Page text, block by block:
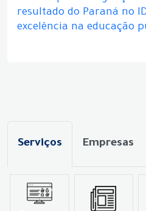
resultado do Paraná no
excelência na educação
Serviços Empresas